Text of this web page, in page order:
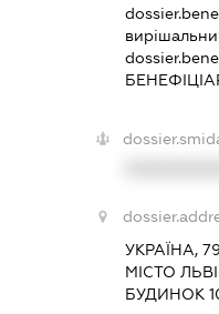
УКРАЇНА,
МІСТО
БУДИНОК